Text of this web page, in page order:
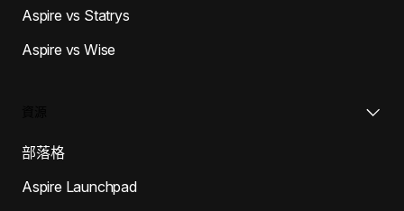
Aspire vs Statrys
Aspire vs Wise
部落格
Aspire Launchpad